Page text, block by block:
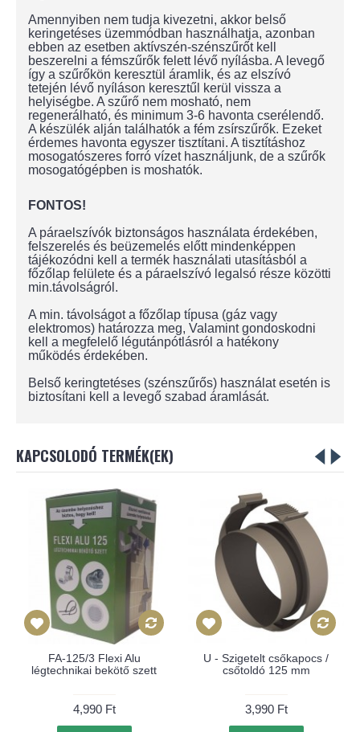
Amennyiben nem tudja kivezetni, akkor belső
keringetéses üzemmódban használhatja, azonban
ebben az esetben aktívszén-szénszűrőt kell
beszerelni a fémszűrők felett lévő nyílásba. A levegő
így a szűrőkön keresztül áramlik, és az elszívó
tetején lévő nyíláson keresztűl kerül vissza a
helyiségbe. A szűrő nem mosható, nem
regenerálható, és minimum 3-6 havonta cserélendő.
A készülék alján találhatók a fém zsírszűrők. Ezeket
érdemes havonta egyszer tisztítani. A tisztításhoz
mosogatószeres forró vízet használjunk, de a szűrők
mosogatógépben is moshatók.
FONTOS!
A páraelszívók biztonságos használata érdekében,
felszerelés és beüzemelés előtt mindenképpen
tájékozódni kell a termék használati utasításból a
főzőlap felülete és a páraelszívó legalsó része közötti
min.távolságról.
A min. távolságot a főzőlap típusa (gáz vagy
elektromos) határozza meg, Valamint gondoskodni
kell a megfelelő légutánpótlásról a hatékony
működés érdekében.
Belső keringtetéses (szénszűrős) használat esetén is
biztosítani kell a levegő szabad áramlását.
KAPCSOLODÓ TERMÉK(EK)
FA-125/3 Flexi Alu
légtechnikai bekötő szett
4,990 Ft
U - Szigetelt csőkapocs /
csőtoldó 125 mm
3,990 Ft